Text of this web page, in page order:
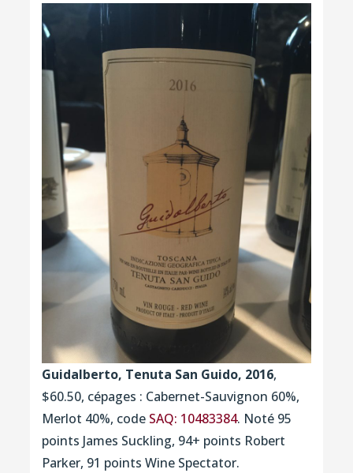
Guidalberto, Tenuta San Guido, 2016,
$60.50, cépages : Cabernet-Sauvignon 60%,
Merlot 40%, code SAQ: 10483384. Noté 95
points James Suckling, 94+ points Robert
Parker, 91 points Wine Spectator.